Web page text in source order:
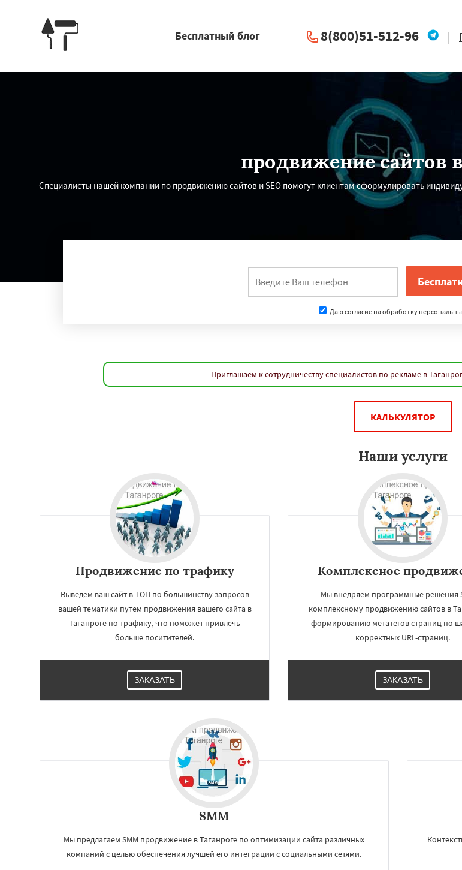
Работаем по
регионам
Бесплатный блог 8(800)51-512-96 |
продвижение сайтов
Специалисты нашей компании по продвижению сайтов и SEO помогут клиентам сформулировать
Даю согласие на обработку
Приглашаем к сотрудничеству специалистов по рекламе в
КАЛЬКУЛЯТОР
Наши услуги
Продвижение по трафику
Выведем ваш сайт в ТОП по большинству запросов
вашей тематики путем продвижения вашего сайта в
Таганроге по трафику, что поможет привлечь
больше поситителей.
ЗАКАЗАТЬ
Комплексное
Мы внедряем программные решения
комплексному продвижению сайтов в
формированию метатегов страниц по
корректных URL-страниц.
ЗАКАЗАТЬ
SMM
Мы предлагаем SMM продвижение в Таганроге по оптимизации сайта различных
компаний с целью обеспечения лучшей его интеграции с социальными сетями.